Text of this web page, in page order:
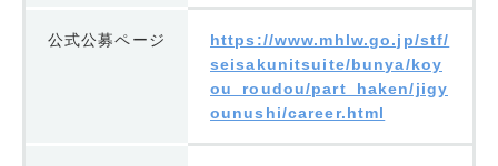
公式公募ページ
https://www.mhlw.go.jp/stf/
seisakunitsuite/bunya/koy
ou_roudou/part_haken/jigy
ounushi/career.html